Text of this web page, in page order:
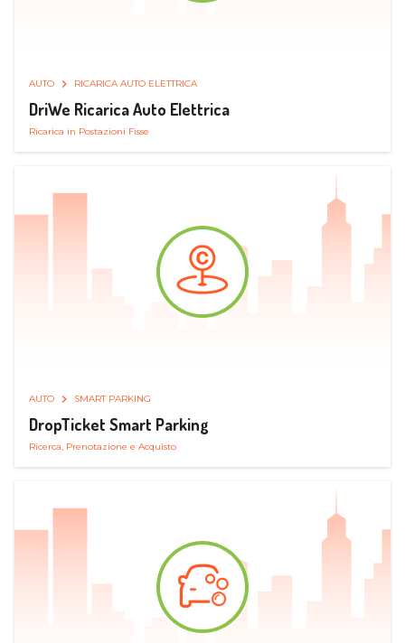
AUTO RICARICA AUTO ELETTRICA
DriWe Ricarica Auto Elettrica
Ricarica in Postazioni Fisse
AUTO SMART PARKING
DropTicket Smart Parking
Ricerca, Prenotazione e Acquisto